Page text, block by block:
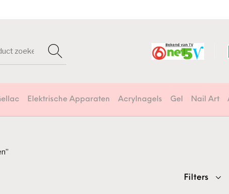
Elektrische Apparaten Acrylnagels Gel Nail Art
Filters